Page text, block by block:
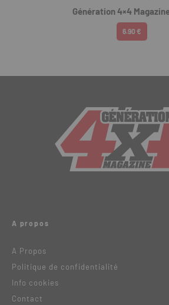
Génération 4×4
6.90 €
A propos
A Propos
Politique de confidentialité
Info cookies
Contact